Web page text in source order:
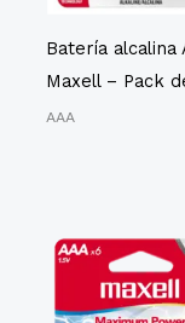
Batería alcalina
Maxell – Pack
AAA